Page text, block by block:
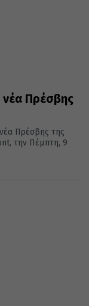
νέα Πρέσβης
Πρέσβης της
την Πέμπτη, 9